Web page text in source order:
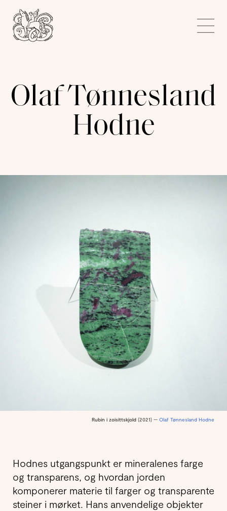
Kunstnerforbundet
Olaf Tønnesland
Hodne
Rubin i zoisittskjold (2021) — Olaf Tønnesland Hodne
Hodnes utgangspunkt er mineralenes farge
og transparens, og hvordan jorden
komponerer materie til farger og transparente
steiner i mørket. Hans anvendelige objekter